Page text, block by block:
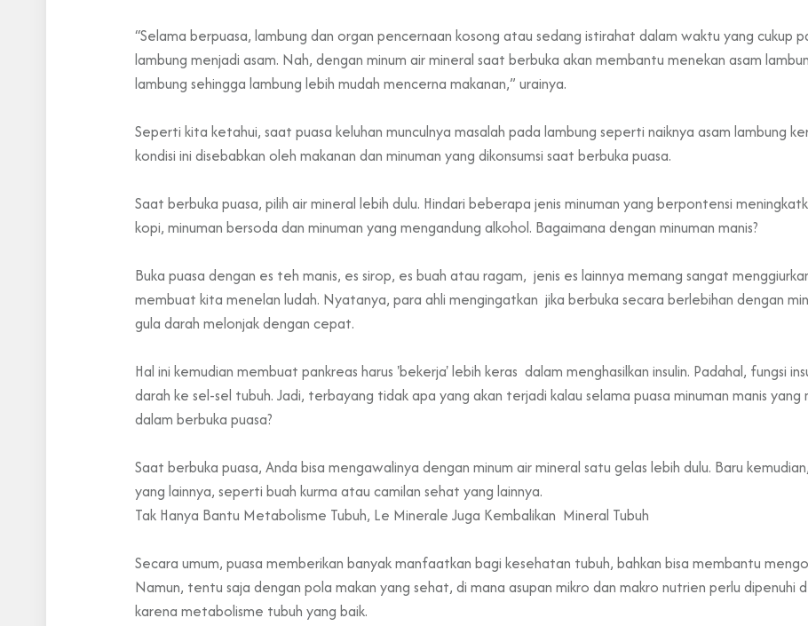
“Selama berpuasa, lambung dan organ pencernaan kosong atau sedang istirahat dalam waktu yang cukup
lambung menjadi asam. Nah, dengan minum air mineral saat berbuka akan membantu menekan asam
lambung sehingga lambung lebih mudah mencerna makanan,” urainya.
Seperti kita ketahui, saat puasa keluhan munculnya masalah pada lambung seperti naiknya asam lambung
kondisi ini disebabkan oleh makanan dan minuman yang dikonsumsi saat berbuka puasa.
Saat berbuka puasa, pilih air mineral lebih dulu. Hindari beberapa jenis minuman yang berpontensi
kopi, minuman bersoda dan minuman yang mengandung alkohol. Bagaimana dengan minuman manis?
Buka puasa dengan es teh manis, es sirop, es buah atau ragam, jenis es lainnya memang sangat
membuat kita menelan ludah. Nyatanya, para ahli mengingatkan jika berbuka secara berlebihan dengan
gula darah melonjak dengan cepat.
Hal ini kemudian membuat pankreas harus 'bekerja' lebih keras dalam menghasilkan insulin. Padahal, fungsi
darah ke sel-sel tubuh. Jadi, terbayang tidak apa yang akan terjadi kalau selama puasa minuman manis
dalam berbuka puasa?
Saat berbuka puasa, Anda bisa mengawalinya dengan minum air mineral satu gelas lebih dulu. Baru
yang lainnya, seperti buah kurma atau camilan sehat yang lainnya.
Tak Hanya Bantu Metabolisme Tubuh, Le Minerale Juga Kembalikan Mineral Tubuh
Secara umum, puasa memberikan banyak manfaatkan bagi kesehatan tubuh, bahkan bisa membantu
Namun, tentu saja dengan pola makan yang sehat, di mana asupan mikro dan makro nutrien perlu dipenuhi
karena metabolisme tubuh yang baik.